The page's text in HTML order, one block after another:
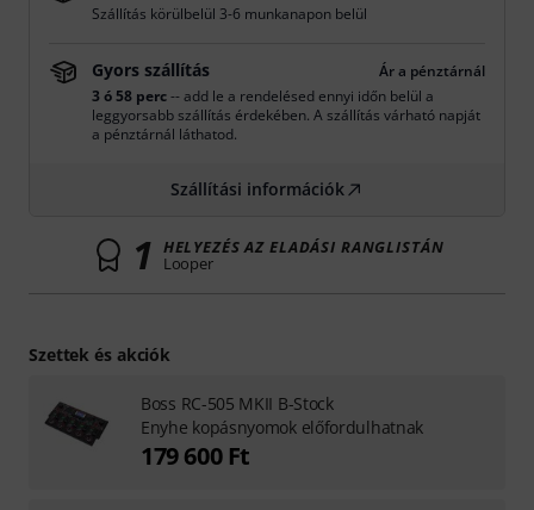
Szállítás körülbelül 3-6 munkanapon belül
Gyors szállítás
Ár a pénztárnál
3 ó 58 perc-- add le a rendelésed ennyi időn belül a
leggyorsabb szállítás érdekében. A szállítás várható napját
a pénztárnál láthatod.
Szállítási információk
1 HELYEZÉS AZ ELADÁSI RANGLISTÁN
Looper
Szettek és akciók
Boss RC-505 MKII B-Stock
Enyhe kopásnyomok előfordulhatnak
179 600 Ft